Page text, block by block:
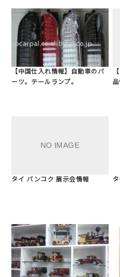
【中国仕入れ情報】自動車のパ
ーツ。テールランプ。
タイ バンコク 展示会情報